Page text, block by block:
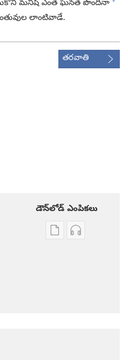
మనిషి ఎంత ఘనత పొందినా
లాంటివాడే.
తరవాతి
డౌన్‌లోడ్‌ ఎంపికలు
ప్రచురణలఆడియో